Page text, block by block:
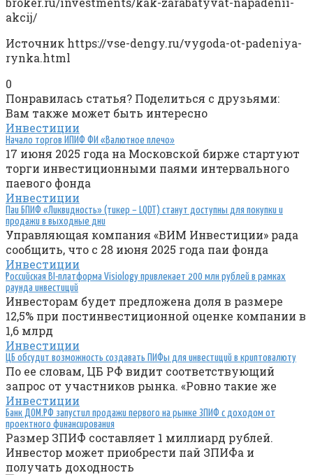
akcij/
Источник https://vse-dengy.ru/vygoda-ot-padeniya-
rynka.html
0
Понравилась статья? Поделиться с друзьями:
Вам также может быть интересно
Инвестиции
Начало торгов ИПИФ ФИ «Валютное плечо»
17 июня 2025 года на Московской бирже стартуют
торги инвестиционными паями интервального
паевого фонда
Инвестиции
Паи БПИФ «Ликвидность» (тикер – LQDT) станут доступны для покупки и
продажи в выходные дни
Управляющая компания «ВИМ Инвестиции» рада
сообщить, что с 28 июня 2025 года паи фонда
Инвестиции
Российская BI-платформа Visiology привлекает 200 млн рублей в рамках
раунда инвестиций
Инвесторам будет предложена доля в размере
12,5% при постинвестиционной оценке компании в
1,6 млрд
Инвестиции
ЦБ обсудит возможность создавать ПИФы для инвестиций в криптовалюту
По ее словам, ЦБ РФ видит соответствующий
запрос от участников рынка. «Ровно такие же
Инвестиции
Банк ДОМ.РФ запустил продажи первого на рынке ЗПИФ с доходом от
проектного финансирования
Размер ЗПИФ составляет 1 миллиард рублей.
Инвестор может приобрести пай ЗПИФа и
получать доходность